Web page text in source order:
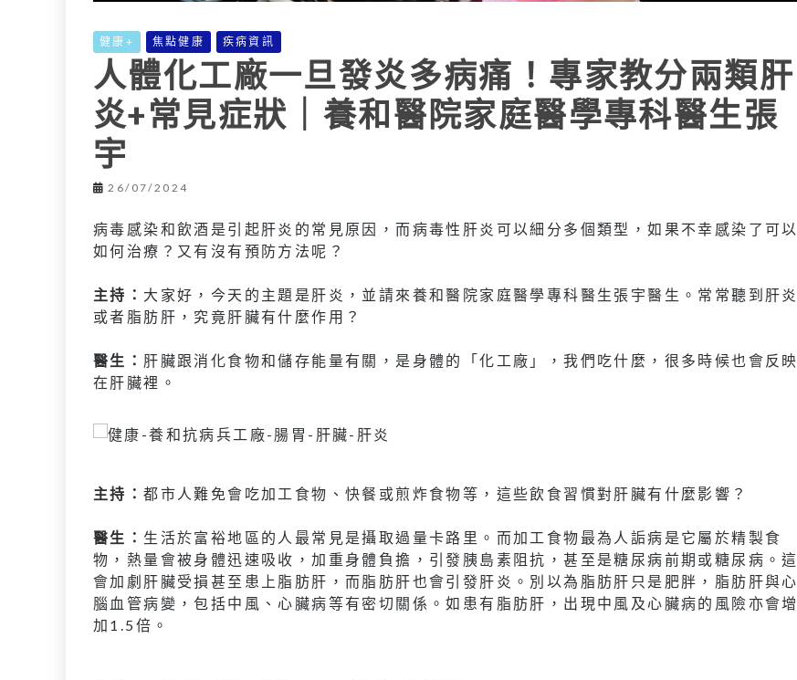
健康+ 焦點健康 疾病資訊
人體化工廠一旦發炎多病痛！專家教分兩類肝
炎+常見症狀｜養和醫院家庭醫學專科醫生張
宇
26/07/2024
病毒感染和飲酒是引起肝炎的常見原因，而病毒性肝炎可以細分多個類型，如果不幸感染了可以
如何治療？又有沒有預防方法呢？
主持： 大家好，今天的主題是肝炎，並請來養和醫院家庭醫學專科醫生張宇醫生。常常聽到肝炎
或者脂肪肝，究竟肝臟有什麼作用？
醫生： 肝臟跟消化食物和儲存能量有關，是身體的「化工廠」，我們吃什麼，很多時候也會反映
在肝臟裡。
主持：都市人難免會吃加工食物、快餐或煎炸食物等，這些飲食習慣對肝臟有什麼影響？
醫生： 生活於富裕地區的人最常見是攝取過量卡路里。而加工食物最為人詬病是它屬於精製食
物，熱量會被身體迅速吸收，加重身體負擔，引發胰島素阻抗，甚至是糖尿病前期或糖尿病。這
會加劇肝臟受損甚至患上脂肪肝，而脂肪肝也會引發肝炎。別以為脂肪肝只是肥胖，脂肪肝與心
腦血管病變，包括中風、心臟病等有密切關係。如患有脂肪肝，出現中風及心臟病的風險亦會增
加1.5倍。